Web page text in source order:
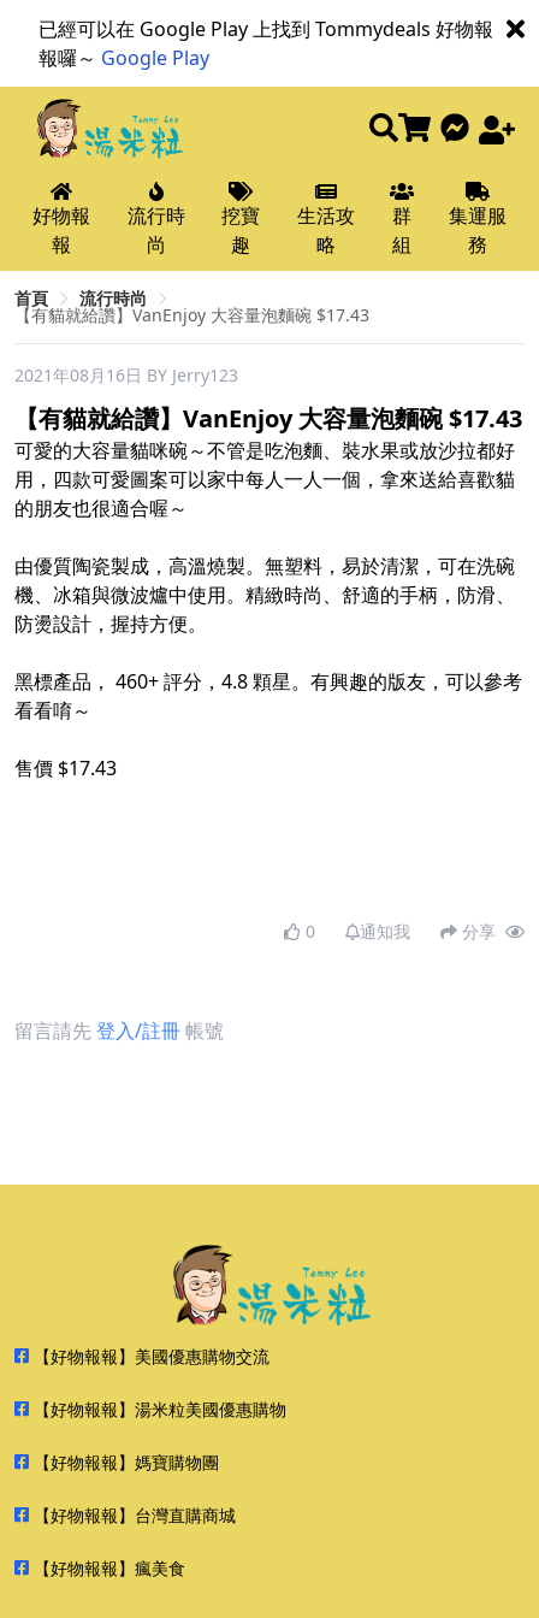
已經可以在 Google Play 上找到 Tommydeals 好物報
報囉～ Google Play
好物報
報
流行時
尚
挖寶
趣
生活攻
略
群
組
集運服
務
首頁 流行時尚
【有貓就給讚】VanEnjoy 大容量泡麵碗 $17.43
2021年08月16日 BY Jerry123
【有貓就給讚】VanEnjoy 大容量泡麵碗 $17.43
可愛的大容量貓咪碗～不管是吃泡麵、裝水果或放沙拉都好
用，四款可愛圖案可以家中每人一人一個，拿來送給喜歡貓
的朋友也很適合喔～
由優質陶瓷製成，高溫燒製。無塑料，易於清潔，可在洗碗
機、冰箱與微波爐中使用。精緻時尚、舒適的手柄，防滑、
防燙設計，握持方便。
黑標產品， 460+ 評分，4.8 顆星。有興趣的版友，可以參考
看看唷～
售價 $17.43
0 通知我 分享
留言請先登入/註冊帳號
【好物報報】美國優惠購物交流
【好物報報】湯米粒美國優惠購物
【好物報報】媽寶購物團
【好物報報】台灣直購商城
【好物報報】瘋美食